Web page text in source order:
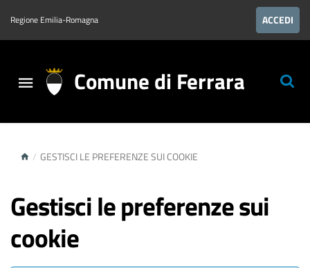
Regione Emilia-Romagna ACCEDI
Comune di Ferrara
/ GESTISCI LE PREFERENZE SUI COOKIE
Gestisci le preferenze sui
cookie